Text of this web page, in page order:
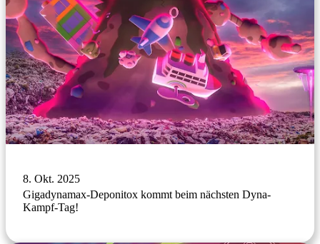
8. Okt. 2025
Gigadynamax-Deponitox kommt beim nächsten Dyna-
Kampf-Tag!